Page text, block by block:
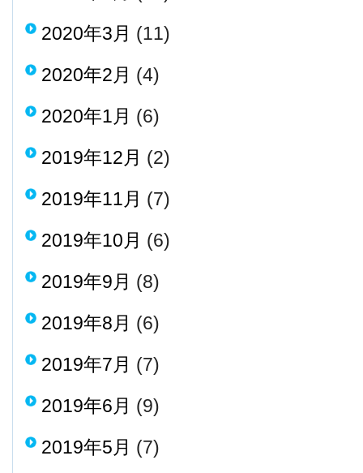
2020年3月 (11)
2020年2月 (4)
2020年1月 (6)
2019年12月 (2)
2019年11月 (7)
2019年10月 (6)
2019年9月 (8)
2019年8月 (6)
2019年7月 (7)
2019年6月 (9)
2019年5月 (7)